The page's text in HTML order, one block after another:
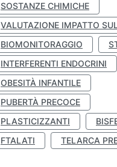
SOSTANZE CHIMICHE
VALUTAZIONE IMPATTO
BIOMONITORAGGIO
INTERFERENTI ENDOCRINI
OBESITÀ INFANTILE
PUBERTÀ PRECOCE
PLASTICIZZANTI
FTALATI
TELARCA